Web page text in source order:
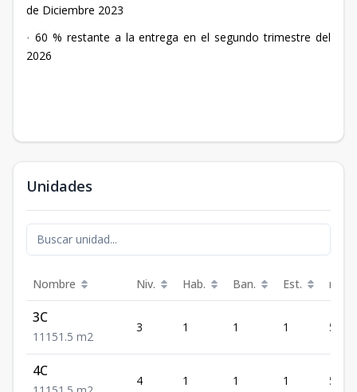
de Diciembre 2023
· 60 % restante a la entrega en el segundo trimestre del
2026
Unidades
Nombre Niv. Hab. Ban. Est. m²
3C
1 1 1 51.5 m2
3 1 1 1 51.5
4C
4 1 1 1 51.5